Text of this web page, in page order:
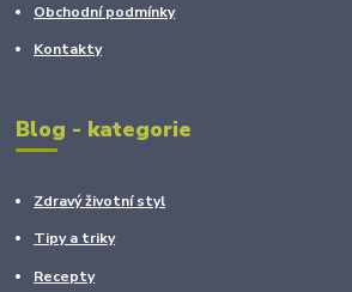
Obchodní podmínky
Kontakty
Blog - kategorie
Zdravý životní styl
Tipy a triky
Recepty